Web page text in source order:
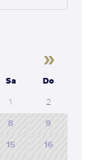
»
Sa Do
1 2
8 9
15 16